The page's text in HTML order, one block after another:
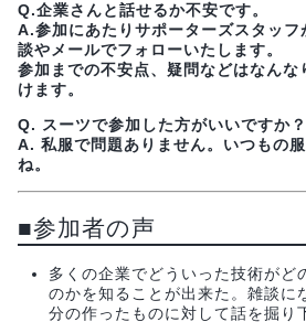
Q.企業さんと話せるか不安です。
A.参加にあたりサポーターズスタッフ
談やメールでフォローいたします。
参加までの不安点、疑問などはなんな
けます。
Q. スーツで参加した方がいいですか？
A. 私服で問題ありません。いつもの
ね。
■参加者の声
多くの企業でどういった技術がど
のかを知ることが出来た。雑談に
分の作ったものに対して話を掘り